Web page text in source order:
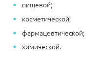
пищевой;
косметической;
фармацевтической;
химической.